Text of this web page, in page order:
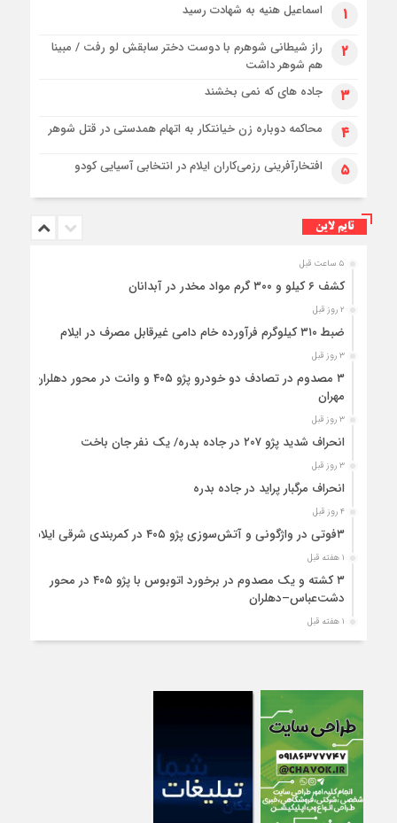
۱ اسماعیل هنیه به شهادت رسید
۲
راز شیطانی شوهرم با دوست دختر سابقش لو رفت / مبینا
هم شوهر داشت
۳ جاده های که نمی بخشند
۴ محاکمه دوباره زن خیانتکار به اتهام همدستی در قتل شوهر
۵ افتخارآفرینی رزمی‌کاران ایلام در انتخابی آسیایی کودو
تایم لاین
۵ ساعت قبل
کشف ۶ کیلو و ۳۰۰ گرم مواد مخدر در آبدانان
۲ روز قبل
ضبط ۳۱۰ کیلوگرم فرآورده خام دامی غیرقابل مصرف در ایلام
۳ روز قبل
۳ مصدوم در تصادف دو خودرو پژو ۴۰۵ و وانت در محور دهلران-
مهران
۳ روز قبل
انحراف شدید پژو ۲۰۷ در جاده بدره/ یک نفر جان باخت
۳ روز قبل
انحراف مرگبار پراید در جاده بدره
۴ روز قبل
۳فوتی در واژگونی و آتش‌سوزی پژو ۴۰۵ در کمربندی شرقی ایلام
۱ هفته قبل
۳ کشته و یک مصدوم در برخورد اتوبوس با پژو ۴۰۵ در محور
دشت‌عباس–دهلران
۱ هفته قبل
سخنگوی دولت وارد ایلام شد
استقرار ۷۱۴ دستگاه اتوبوس در پایانه برکت مهران برای بازگشت
زائران اربعین+تصاویر
۱ هفته قبل
واژگونی مرگبار پژوپارس در محور دهلران/ ۴ زائر اربعین جان باختند
۱ هفته قبل
۴کشته و یک مصدوم در حادثه مرگبار واژگونی خودرو پژو پارس در
دهلران